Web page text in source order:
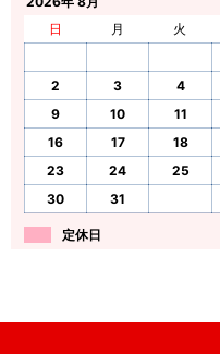
日
月 火
2
3 4
9
10 11
16
17 18
23
24 25
30
31
定休日